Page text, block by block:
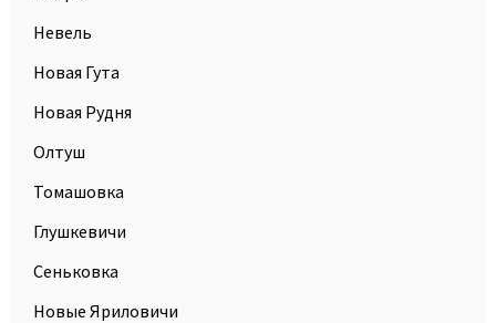
Невель
Новая Гута
Новая Рудня
Олтуш
Томашовка
Глушкевичи
Сеньковка
Новые Яриловичи